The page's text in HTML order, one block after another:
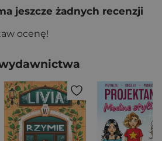
jeszcze żadnych recenzji
ocenę!